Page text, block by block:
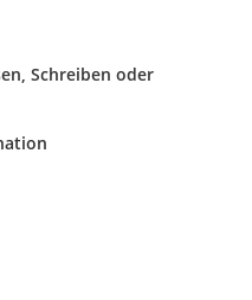
Schreiben oder